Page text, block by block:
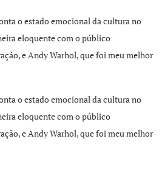
o estado emocional da cultura no
eloquente com o público
e Andy Warhol, que foi meu melhor
o estado emocional da cultura no
eloquente com o público
e Andy Warhol, que foi meu melhor